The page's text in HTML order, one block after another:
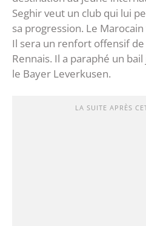
Seghir veut un club qui lui
sa progression. Le
Il sera un renfort offensif
Rennais. Il a paraphé un
le Bayer Leverkusen.
LA SUITE APRÈS